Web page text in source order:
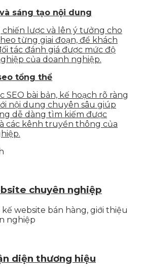
sáng tạo nội dung
chiến lược và lên ý tưởng cho
từng giai đoạn, để khách
tác đánh giá được mức độ
của doanh nghiệp.
tổng thể
SEO bài bản, kế hoạch rõ ràng
nội dung chuyên sâu giúp
dễ dàng tìm kiếm được
các kênh truyền thông của
chuyên nghiệp
website bán hàng, giới thiệu
nghiệp
diện thương hiệu